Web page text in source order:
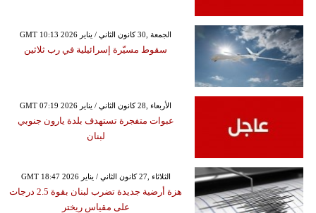
GMT 10:13 2026 الجمعة ,30 كانون الثاني / يناير
سقوط مسيّرة إسرائيلية في رب ثلاثين
GMT 07:19 2026 الأربعاء ,28 كانون الثاني / يناير
عبوات متفجرة تستهدف بلدة يارون جنوبي
لبنان
GMT 18:47 2026 الثلاثاء ,27 كانون الثاني / يناير
هزة أرضية جديدة تضرب لبنان بقوة 2.5 درجات
على مقياس ريختر